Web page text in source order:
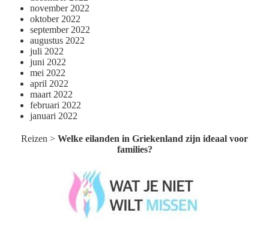
november 2022
oktober 2022
september 2022
augustus 2022
juli 2022
juni 2022
mei 2022
april 2022
maart 2022
februari 2022
januari 2022
Reizen > Welke eilanden in Griekenland zijn ideaal voor
families?